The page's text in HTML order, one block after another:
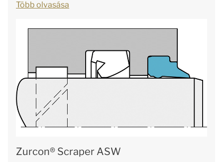
Több olvasása
Zurcon® Scraper ASW